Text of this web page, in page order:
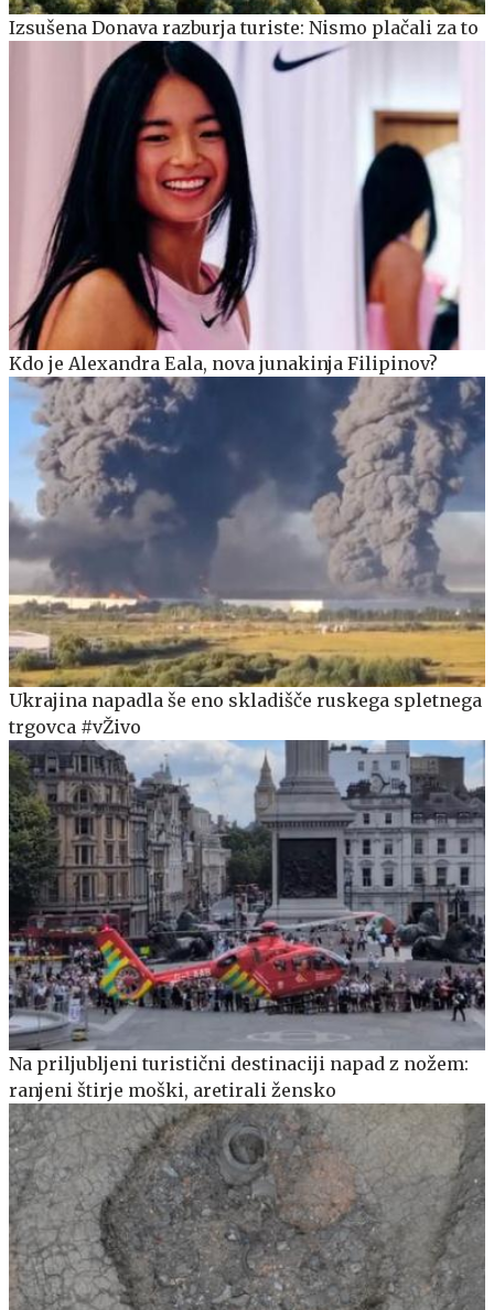
Izsušena Donava razburja turiste: Nismo plačali za to
Kdo je Alexandra Eala, nova junakinja Filipinov?
Ukrajina napadla še eno skladišče ruskega spletnega
trgovca #vŽivo
Na priljubljeni turistični destinaciji napad z nožem:
ranjeni štirje moški, aretirali žensko